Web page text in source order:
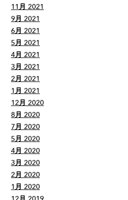
11月 2021
9月 2021
6月 2021
5月 2021
4月 2021
3月 2021
2月 2021
1月 2021
12月 2020
8月 2020
7月 2020
5月 2020
4月 2020
3月 2020
2月 2020
1月 2020